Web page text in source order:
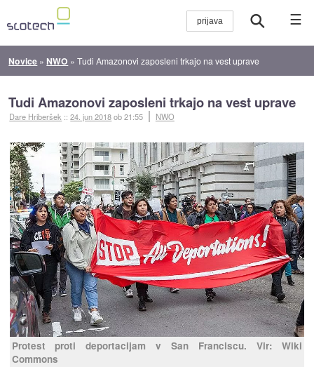
☰
Novice » NWO »Tudi Amazonovi zaposleni trkajo na vest uprave
Tudi Amazonovi zaposleni trkajo na vest uprave
Dare Hriberšek ::24. jun 2018ob 21:55 NWO
Protest proti deportacijam v San Franciscu. Vir: Wiki
Commons